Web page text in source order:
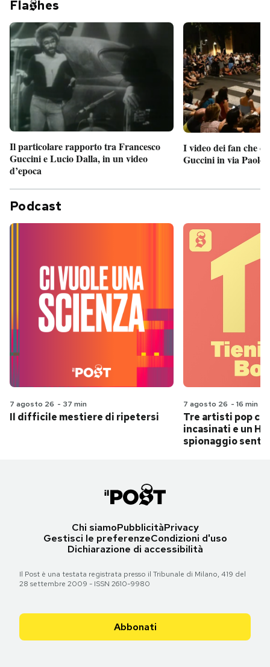
Fla hes
Il particolare rapporto tra Francesco
Guccini e Lucio Dalla, in un video
d’epoca
I video dei fan che
Guccini in via Paolo
Podcast
7 agosto 26 - 37 min
Il difficile mestiere di ripetersi
7 agosto 26 - 16 min
Tre artisti pop
incasinati e un
spionaggio
Chi siamoPubblicitàPrivacy
Gestisci le preferenzeCondizioni d'uso
Dichiarazione di accessibilità
Il Post è una testata registrata presso il Tribunale di Milano, 419 del
28 settembre 2009 - ISSN 2610-9980
Abbonati